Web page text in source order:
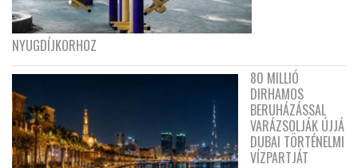
NYUGDÍJKORHOZ
80 MILLIÓ
DIRHAMOS
BERUHÁZÁSSAL
VARÁZSOLJÁK ÚJJÁ
DUBAI TÖRTÉNELMI
VÍZPARTJÁT